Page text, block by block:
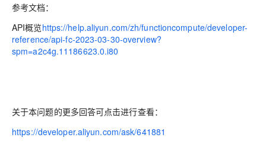
参考文档：
API概览https://help.aliyun.com/zh/functioncompute/developer-
reference/api-fc-2023-03-30-overview?
spm=a2c4g.11186623.0.i80
关于本问题的更多回答可点击进行查看：
https://developer.aliyun.com/ask/641881